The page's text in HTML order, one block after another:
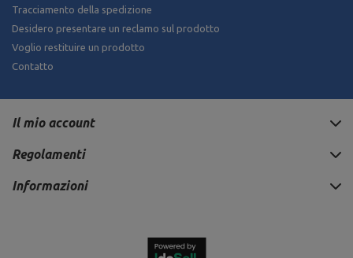
Tracciamento della spedizione
Desidero presentare un reclamo sul prodotto
Voglio restituire un prodotto
Contatto
Il mio account
Regolamenti
Informazioni